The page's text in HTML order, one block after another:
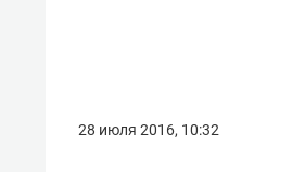
28 июля 2016, 10:32